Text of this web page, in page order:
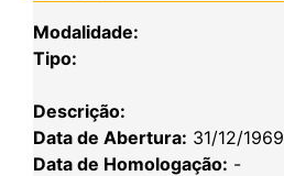
Modalidade:
Tipo:
Descrição:
Data de Abertura: 31/12/1969
Data de Homologação: -